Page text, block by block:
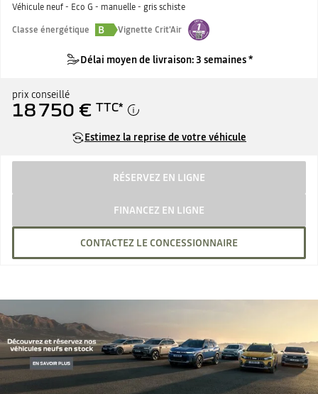
Véhicule neuf - Eco G - manuelle - gris schiste
Classe énergétique
B Vignette Crit'Air
Délai moyen de livraison: 3 semaines *
prix conseillé
18 750 € TTC*
Estimez la reprise de votre véhicule
RÉSERVEZ EN LIGNE
FINANCEZ EN LIGNE
CONTACTEZ LE CONCESSIONNAIRE